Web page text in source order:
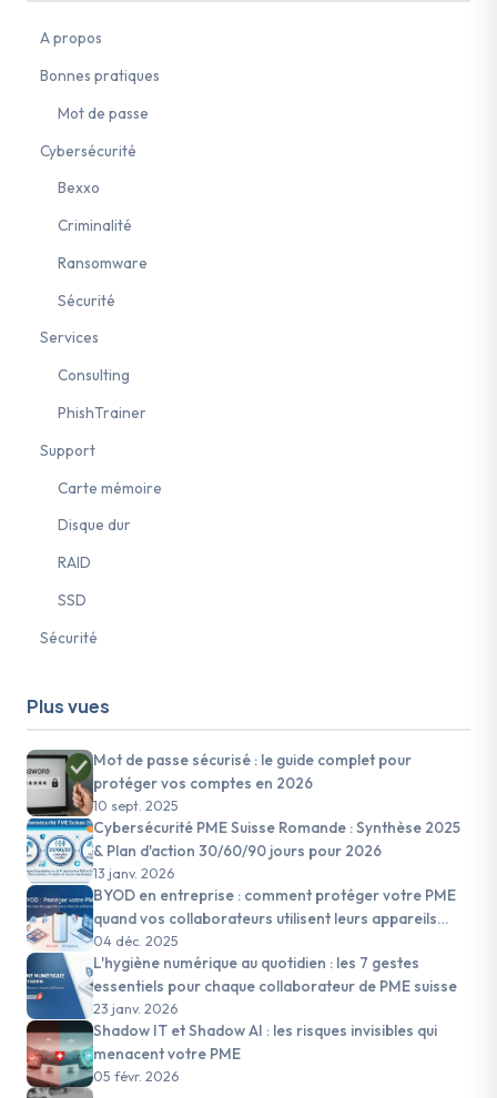
A propos
Bonnes pratiques
Mot de passe
Cybersécurité
Bexxo
Criminalité
Ransomware
Sécurité
Services
Consulting
PhishTrainer
Support
Carte mémoire
Disque dur
RAID
SSD
Sécurité
Plus vues
Mot de passe sécurisé : le guide complet pour
protéger vos comptes en 2026
10 sept. 2025
Cybersécurité PME Suisse Romande : Synthèse 2025
& Plan d'action 30/60/90 jours pour 2026
13 janv. 2026
BYOD en entreprise : comment protéger votre PME
quand vos collaborateurs utilisent leurs appareils
personnels
04 déc. 2025
L'hygiène numérique au quotidien : les 7 gestes
essentiels pour chaque collaborateur de PME suisse
23 janv. 2026
Shadow IT et Shadow AI : les risques invisibles qui
menacent votre PME
05 févr. 2026